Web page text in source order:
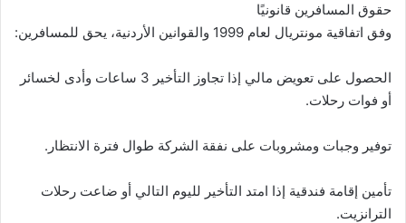
حقوق المسافرين قانونيًا
وفق اتفاقية مونتريال لعام 1999 والقوانين الأردنية، يحق للمسافرين:
الحصول على تعويض مالي إذا تجاوز التأخير 3 ساعات وأدى لخسائر
أو فوات رحلات.
توفير وجبات ومشروبات على نفقة الشركة طوال فترة الانتظار.
تأمين إقامة فندقية إذا امتد التأخير لليوم التالي أو ضاعت رحلات
الترانزيت.